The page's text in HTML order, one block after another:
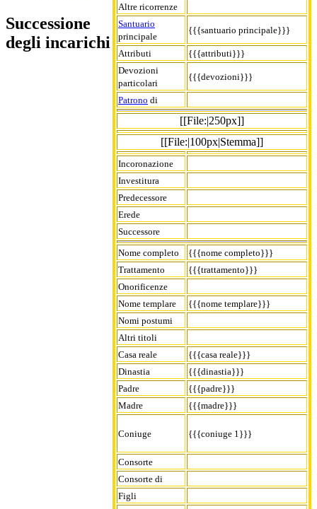
Altre ricorrenze
Santuario
principale
{{{santuario principale}}}
Attributi
{{{attributi}}}
Devozioni
particolari
{{{devozioni}}}
Patrono di
[[File:|250px]]
[[File:|100px|Stemma]]
Incoronazione
Investitura
Predecessore
Erede
Successore
Nome completo
{{{nome completo}}}
Trattamento
{{{trattamento}}}
Onorificenze
Nome templare
{{{nome templare}}}
Nomi postumi
Altri titoli
Casa reale
{{{casa reale}}}
Dinastia
{{{dinastia}}}
Padre
{{{padre}}}
Madre
{{{madre}}}
Coniuge {{{coniuge 1}}}
Consorte
Consorte di
Figli
Successione
degli incarichi